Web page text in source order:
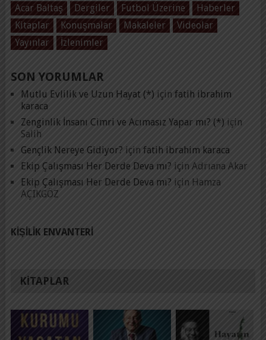
Acar Baltaş Dergiler Futbol Üzerine
Haberler
Kitaplar
Konuşmalar Makaleler
Videolar
Yayınlar
İzlenimler
SON YORUMLAR
Mutlu Evlilik ve Uzun Hayat (*) için fatih ibrahim
karaca
Zenginlik İnsanı Cimri ve Acımasız Yapar mı? (*) için
Salih
Gençlik Nereye Gidiyor? için fatih ibrahim karaca
Ekip Çalışması Her Derde Deva mı? için Adrıana Akar
Ekip Çalışması Her Derde Deva mı? için Hamza
AÇIKGÖZ
KIŞILIK ENVANTERI
KITAPLAR